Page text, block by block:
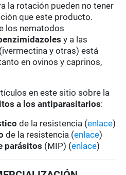
la rotación pueden no tener
que este producto.
los nematodos
y a las
(ivermectina y otras) está
en ovinos y caprinos,
en este sitio sobre la
a los antiparasitarios:
de la resistencia (enlace)
de la resistencia (enlace)
parásitos (MIP) (enlace)